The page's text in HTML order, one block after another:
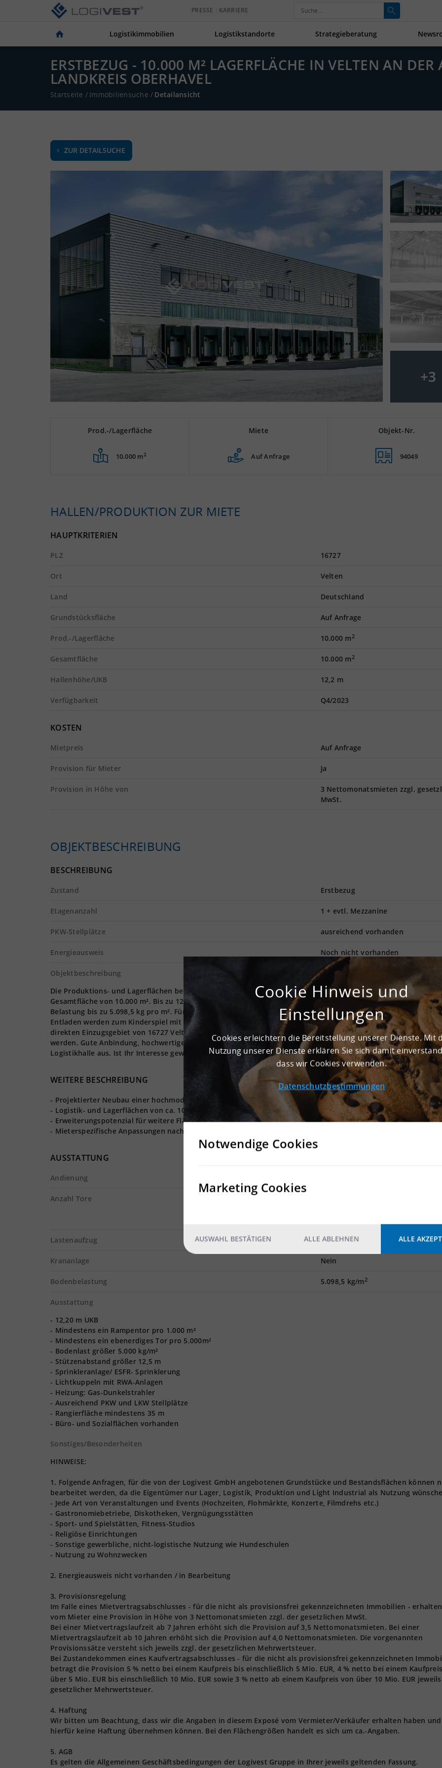
PRESSE KARRIERE
Logistikimmobilien Logistikstandorte Strategieberatung
ERSTBEZUG - 10.000 M² LAGERFLÄCHE IN VELTEN AN
LANDKREIS OBERHAVEL
Startseite / Immobiliensuche / Detailansicht
ZUR DETAILSUCHE
+3
Prod.-/Lagerfläche
10.000 m2
Miete
Auf Anfrage
Objekt-Nr.
94049
HALLEN/PRODUKTION ZUR MIETE
HAUPTKRITERIEN
PLZ 16727
Ort Velten
Land Deutschland
Grundstücksfläche Auf Anfrage
Prod.-/Lagerfläche 10.000 m2
Gesamtfläche 10.000 m2
Hallenhöhe/UKB 12,2 m
Verfügbarkeit Q4/2023
KOSTEN
Mietpreis Auf Anfrage
Provision für Mieter Ja
Provision in Höhe von
3 Nettomonatsmieten zzgl.
MwSt.
OBJEKTBESCHREIBUNG
BESCHREIBUNG
Zustand Erstbezug
Etagenanzahl 1 + evtl. Mezzanine
PKW-Stellplätze ausreichend vorhanden
Energieausweis Noch nicht vorhanden
Objektbeschreibung
Die Produktions- und Lagerflächen belaufen sich auf 10.000 m². Insgesamt verfügt die Gewerbehalle über eine
Gesamtfläche von 10.000 m². Bis zu 12,2 Meter hohe Maschinerie findet in der Halle Platz. Der Boden
Belastung bis zu 5.098,5 kg pro m². Für adäquaten Brandschutz sorgt eine bereits installierte Sprinkleranlage.
Entladen werden zum Kinderspiel mit dem vorhandenen Andienungssystem. Die Gewerbeimmobilie befindet
direkten Einzugsgebiet von 16727 Velten. Velten kann als dynamischer Logistikstandort ihren Anforderungen
werden. Gute Anbindung, hochwertige Infrastruktur, starkes Image – all das macht einen attraktiven Standort
Logistikhalle aus. Ist Ihr Interesse geweckt? Dann kontaktieren Sie uns gerne für weitere Informationen.
WEITERE BESCHREIBUNG
- Projektierter Neubau einer hochmodernen Lager- und Logistikhalle
- Logistik- und Lagerflächen von ca. 10.000 m² realisierbar
- Erweiterungspotenzial für weitere Flächen ist vorhanden
- Mieterspezifische Anpassungen nach Absprache möglich
AUSSTATTUNG
Andienung
Anzahl Tore
Lastenaufzug Nein
Krananlage Nein
Bodenbelastung 5.098,5 kg/m2
Ausstattung
- 12,20 m UKB
- Mindestens ein Rampentor pro 1.000 m²
- Mindestens ein ebenerdiges Tor pro 5.000m²
- Bodenlast größer 5.000 kg/m²
- Stützenabstand größer 12,5 m
- Sprinkleranlage/ ESFR- Sprinklerung
- Lichtkuppeln mit RWA-Anlagen
- Heizung: Gas-Dunkelstrahler
- Ausreichend PKW und LKW Stellplätze
- Rangierfläche mindestens 35 m
- Büro- und Sozialflächen vorhanden
Sonstiges/Besonderheiten
HINWEISE:
1. Folgende Anfragen, für die von der Logivest GmbH angebotenen Grundstücke und Bestandsflächen können
bearbeitet werden, da die Eigentümer nur Lager, Logistik, Produktion und Light Industrial als Nutzung
- Jede Art von Veranstaltungen und Events (Hochzeiten, Flohmärkte, Konzerte, Filmdrehs etc.)
- Gastronomiebetriebe, Diskotheken, Vergnügungsstätten
- Sport- und Spielstätten, Fitness-Studios
- Religiöse Einrichtungen
- Sonstige gewerbliche, nicht-logistische Nutzung wie Hundeschulen
- Nutzung zu Wohnzwecken
2. Energieausweis nicht vorhanden / in Bearbeitung
3. Provisionsregelung
Im Falle eines Mietvertragsabschlusses - für die nicht als provisionsfrei gekennzeichneten Immobilien -
vom Mieter eine Provision in Höhe von 3 Nettomonatsmieten zzgl. der gesetzlichen MwSt.
Bei einer Mietvertragslaufzeit ab 7 Jahren erhöht sich die Provision auf 3,5 Nettomonatsmieten. Bei einer
Mietvertragslaufzeit ab 10 Jahren erhöht sich die Provision auf 4,0 Nettomonatsmieten. Die vorgenannten
Provisionssätze versteht sich jeweils zzgl. der gesetzlichen Mehrwertsteuer.
Bei Zustandekommen eines Kaufvertragsabschlusses - für die nicht als provisionsfrei gekennzeichneten
betragt die Provision 5 % netto bei einem Kaufpreis bis einschließlich 5 Mio. EUR, 4 % netto bei einem
über 5 Mio. EUR bis einschließlich 10 Mio. EUR sowie 3 % netto ab einem Kaufpreis von über 10 Mio. EUR
gesetzlicher Mehrwertsteuer.
4. Haftung
Wir bitten um Beachtung, dass wir die Angaben in diesem Exposé vom Vermieter/Verkäufer erhalten haben und
hierfür keine Haftung übernehmen können. Bei den Flächengrößen handelt es sich um ca.-Angaben.
5. AGB
Es gelten die Allgemeinen Geschäftsbedingungen der Logivest Gruppe in Ihrer jeweils geltenden Fassung.
Cookie Hinweis und
Einstellungen
Cookies erleichtern die Bereitstellung unserer Dienste. Mit
Nutzung unserer Dienste erklären Sie sich damit
dass wir Cookies verwenden.
Datenschutzbestimmungen
Notwendige Cookies
Marketing Cookies
AUSWAHL BESTÄTIGEN ALLE ABLEHNEN ALLE